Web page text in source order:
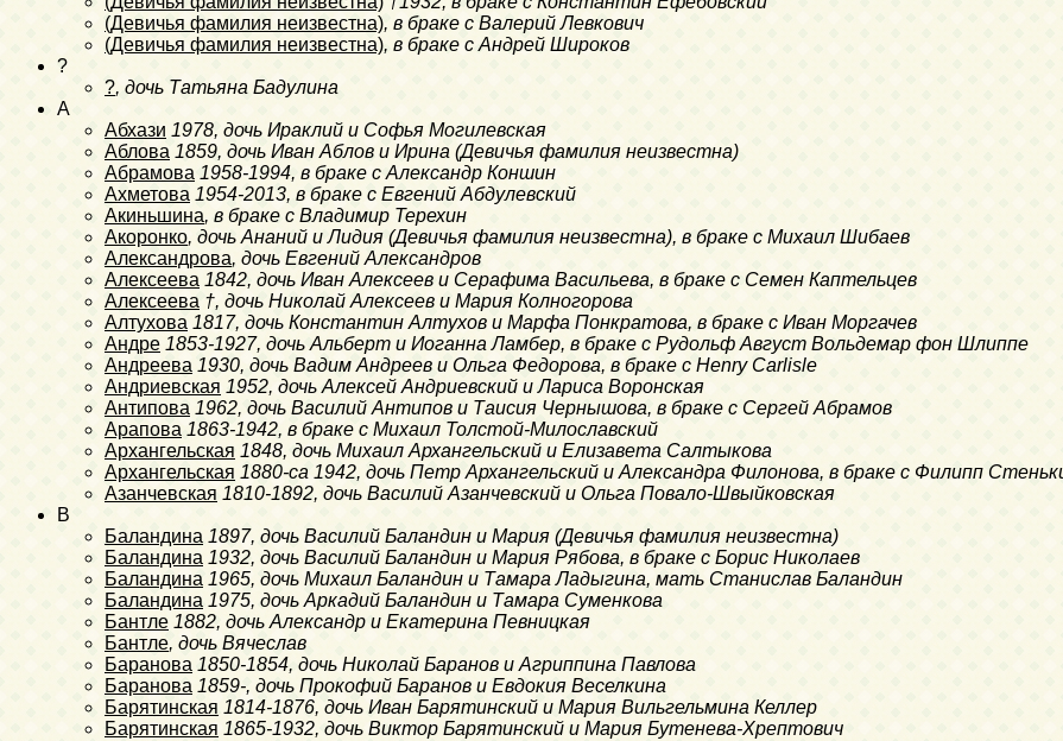
(Девичья фамилия неизвестна), в браке с Валерий Левкович
(Девичья фамилия неизвестна), в браке с Андрей Широков
?
?, дочь Татьяна Бадулина
A
Абхази 1978, дочь Ираклий и Софья Могилевская
Аблова 1859, дочь Иван Аблов и Ирина (Девичья фамилия неизвестна)
Абрамова 1958-1994, в браке с Александр Коншин
Ахметова 1954-2013, в браке с Евгений Абдулевский
Акиньшина, в браке с Владимир Терехин
Акоронко, дочь Ананий и Лидия (Девичья фамилия неизвестна), в браке с Михаил Шибаев
Александрова, дочь Евгений Александров
Алексеева 1842, дочь Иван Алексеев и Серафима Васильева, в браке с Семен Каптельцев
Алексеева †, дочь Николай Алексеев и Мария Колногорова
Алтухова 1817, дочь Константин Алтухов и Марфа Понкратова, в браке с Иван Моргачев
Андре 1853-1927, дочь Альберт и Иоганна Ламбер, в браке с Рудольф Август Вольдемар фон Шлиппе
Андреева 1930, дочь Вадим Андреев и Ольга Федорова, в браке с Henry Carlisle
Андриевская 1952, дочь Алексей Андриевский и Лариса Воронская
Антипова 1962, дочь Василий Антипов и Таисия Чернышова, в браке с Сергей Абрамов
Арапова 1863-1942, в браке с Михаил Толстой-Милославский
Архангельская 1848, дочь Михаил Архангельский и Елизавета Салтыкова
Архангельская 1880-ca 1942, дочь Петр Архангельский и Александра Филонова, в браке с Филипп
Азанчевская 1810-1892, дочь Василий Азанчевский и Ольга Повало-Швыйковская
B
Баландина 1897, дочь Василий Баландин и Мария (Девичья фамилия неизвестна)
Баландина 1932, дочь Василий Баландин и Мария Рябова, в браке с Борис Николаев
Баландина 1965, дочь Михаил Баландин и Тамара Ладыгина, мать Станислав Баландин
Баландина 1975, дочь Аркадий Баландин и Тамара Суменкова
Бантле 1882, дочь Александр и Екатерина Певницкая
Бантле, дочь Вячеслав
Баранова 1850-1854, дочь Николай Баранов и Агриппина Павлова
Баранова 1859-, дочь Прокофий Баранов и Евдокия Веселкина
Барятинская 1814-1876, дочь Иван Барятинский и Мария Вильгельмина Келлер
Барятинская 1865-1932, дочь Виктор Барятинский и Мария Бутенева-Хрептович